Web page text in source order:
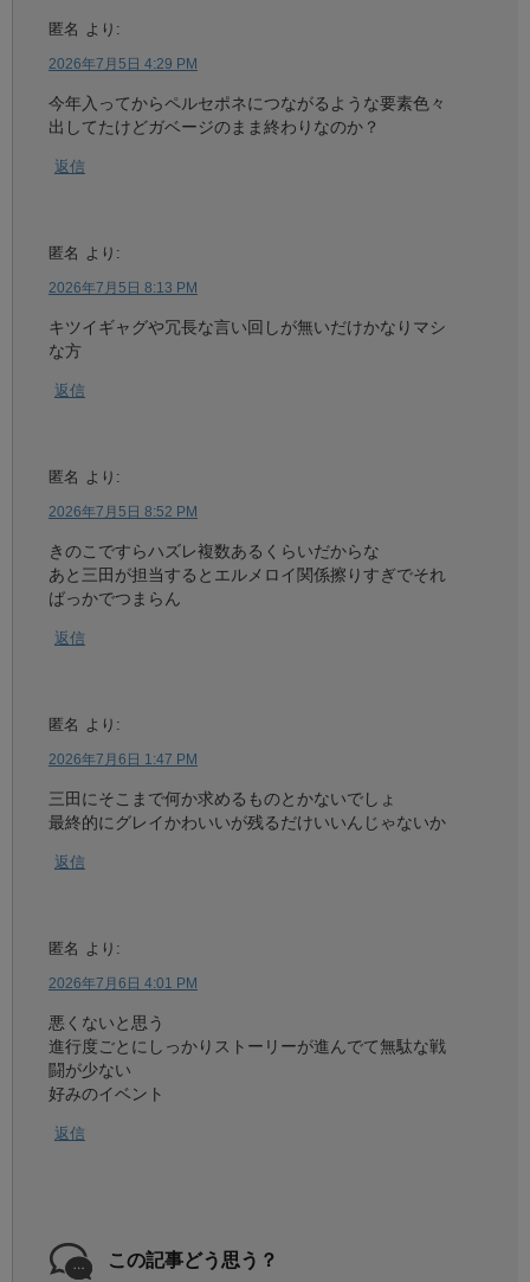
匿名 より:
2026年7月5日 4:29 PM
今年入ってからペルセポネにつながるような要素色々
出してたけどガベージのまま終わりなのか？
返信
匿名 より:
2026年7月5日 8:13 PM
キツイギャグや冗長な言い回しが無いだけかなりマシ
な方
返信
匿名 より:
2026年7月5日 8:52 PM
きのこですらハズレ複数あるくらいだからな
あと三田が担当するとエルメロイ関係擦りすぎでそれ
ばっかでつまらん
返信
匿名 より:
2026年7月6日 1:47 PM
三田にそこまで何か求めるものとかないでしょ
最終的にグレイかわいいが残るだけいいんじゃないか
返信
匿名 より:
2026年7月6日 4:01 PM
悪くないと思う
進行度ごとにしっかりストーリーが進んでて無駄な戦
闘が少ない
好みのイベント
返信
この記事どう思う？